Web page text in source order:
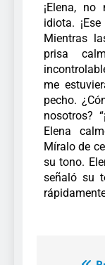
¡Elena,
idiota.
Mientras
prisa
me
pecho.
nosotros?
Elena
Míralo de
su tono.
señaló su